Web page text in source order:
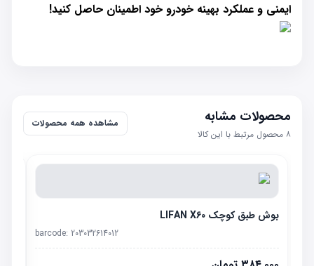
ایمنی و عملکرد بهینه خودرو خود اطمینان حاصل کنید!
محصولات مشابه
۸ محصول مرتبط با این کالا
مشاهده همه محصولات
بوش طبق کوچک LIFAN X60
barcode: 203032614012